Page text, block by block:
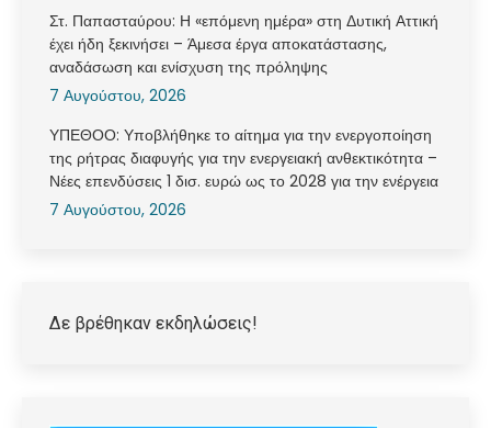
Στ. Παπασταύρου: Η «επόμενη ημέρα» στη Δυτική Αττική
έχει ήδη ξεκινήσει – Άμεσα έργα αποκατάστασης,
αναδάσωση και ενίσχυση της πρόληψης
7 Αυγούστου, 2026
ΥΠΕΘΟΟ: Υποβλήθηκε το αίτημα για την ενεργοποίηση
της ρήτρας διαφυγής για την ενεργειακή ανθεκτικότητα –
Νέες επενδύσεις 1 δισ. ευρώ ως το 2028 για την ενέργεια
7 Αυγούστου, 2026
Δε βρέθηκαν εκδηλώσεις!